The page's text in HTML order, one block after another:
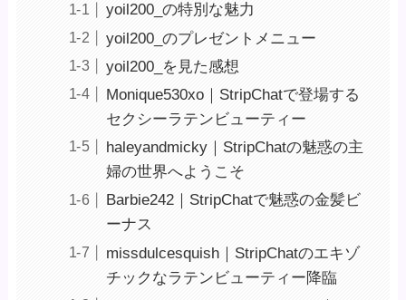
yoil200_の特別な魅力
yoil200_のプレゼントメニュー
yoil200_を見た感想
Monique530xo｜StripChatで登場する
セクシーラテンビューティー
haleyandmicky｜StripChatの魅惑の主
婦の世界へようこそ
Barbie242｜StripChatで魅惑の金髪ビ
ーナス
missdulcesquish｜StripChatのエキゾ
チックなラテンビューティー降臨